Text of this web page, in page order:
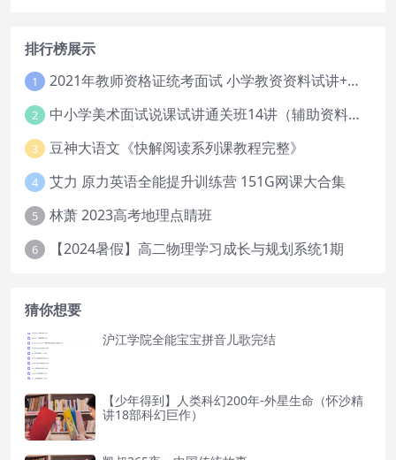
排行榜展示
1 2021年教师资格证统考面试 小学教资资料试讲+答辩
2 中小学美术面试说课试讲通关班14讲（辅助资料第一套）
3 豆神大语文《快解阅读系列课教程完整》
4 艾力 原力英语全能提升训练营 151G网课大合集
5 林萧 2023高考地理点睛班
6 【2024暑假】高二物理学习成长与规划系统1期
猜你想要
沪江学院全能宝宝拼音儿歌完结
【少年得到】人类科幻200年-外星生命（怀沙精
讲18部科幻巨作）